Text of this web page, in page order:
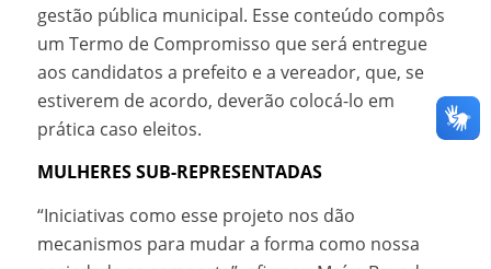
gestão pública municipal. Esse conteúdo compôs
um Termo de Compromisso que será entregue
aos candidatos a prefeito e a vereador, que, se
estiverem de acordo, deverão colocá-lo em
prática caso eleitos.
MULHERES SUB-REPRESENTADAS
“Iniciativas como esse projeto nos dão
mecanismos para mudar a forma como nossa